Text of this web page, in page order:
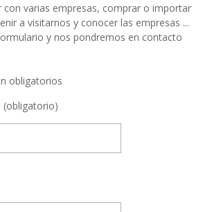
con varias empresas, comprar o importar
a visitarnos y conocer las empresas ...
y nos pondremos en contacto
obligatorios
(obligatorio)